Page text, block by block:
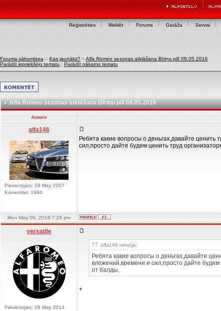
Reģistrēties Meklēt Forums Garāža Servisi
Foruma sākumlapa » Kas jaunāks? » Alfa Romeo sezonas atklāšana Bīriņu pilī 08.05.2016
Parādīt iepriekšējo tematu | Parādīt nākamo tematu
Alfa Romeo sezonas atklāšana Bīriņu pilī 08.05.2016
Autors
alfa146
Pievienojies: 24 May 2007
Komentāri: 1994
Ребята какие вопросы о деньгах,давайте
сил,просто дайте будем ценить труд
Mon May 09, 2016 7:28 pm
versatile
Pievienojies: 28 May 2014
alfa146 rakstīja:
Ребята какие вопросы о деньгах,давайте
вложений,времени и сил,просто дайте
от балды.
+